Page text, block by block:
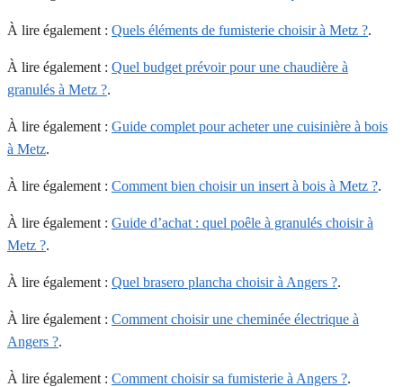
À lire également : Quels éléments de fumisterie choisir à Metz ?.
À lire également : Quel budget prévoir pour une chaudière à
granulés à Metz ?.
À lire également : Guide complet pour acheter une cuisinière à bois
à Metz.
À lire également : Comment bien choisir un insert à bois à Metz ?.
À lire également : Guide d’achat : quel poêle à granulés choisir à
Metz ?.
À lire également : Quel brasero plancha choisir à Angers ?.
À lire également : Comment choisir une cheminée électrique à
Angers ?.
À lire également : Comment choisir sa fumisterie à Angers ?.